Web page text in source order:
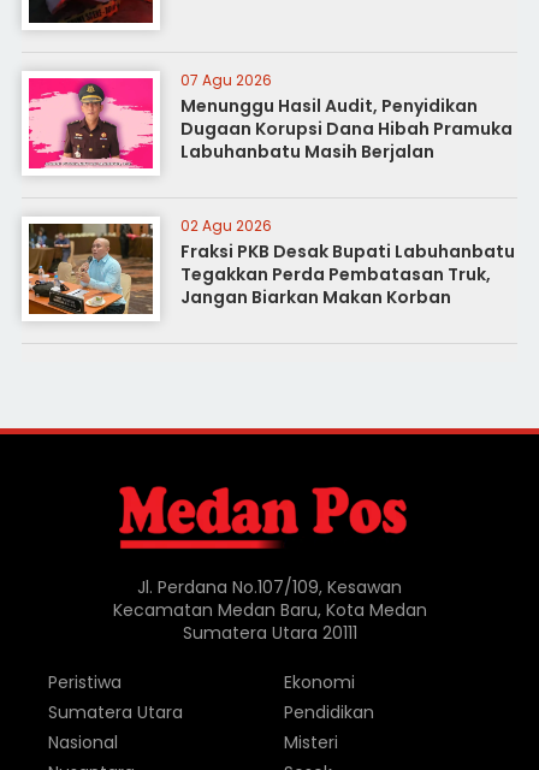
07 Agu 2026
Menunggu Hasil Audit, Penyidikan
Dugaan Korupsi Dana Hibah Pramuka
Labuhanbatu Masih Berjalan
02 Agu 2026
Fraksi PKB Desak Bupati Labuhanbatu
Tegakkan Perda Pembatasan Truk,
Jangan Biarkan Makan Korban
Jl. Perdana No.107/109, Kesawan
Kecamatan Medan Baru, Kota Medan
Sumatera Utara 20111
Peristiwa
Sumatera Utara
Nasional
Ekonomi
Pendidikan
Misteri